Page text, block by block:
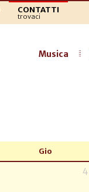
CONTATTI
trovaci
Musica
Gio
4